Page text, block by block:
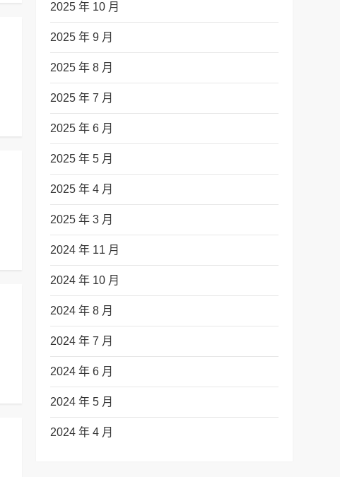
2025 年 10 月
2025 年 9 月
2025 年 8 月
2025 年 7 月
2025 年 6 月
2025 年 5 月
2025 年 4 月
2025 年 3 月
2024 年 11 月
2024 年 10 月
2024 年 8 月
2024 年 7 月
2024 年 6 月
2024 年 5 月
2024 年 4 月